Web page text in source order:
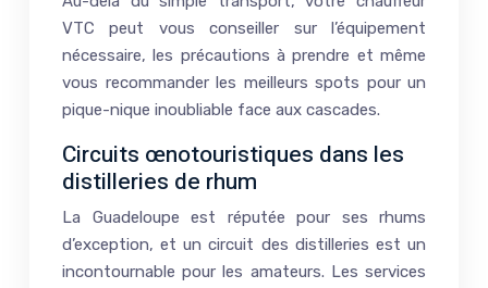
VTC peut vous conseiller sur l’équipement
nécessaire, les précautions à prendre et même
vous recommander les meilleurs spots pour un
pique-nique inoubliable face aux cascades.
Circuits œnotouristiques dans les
distilleries de rhum
La Guadeloupe est réputée pour ses rhums
d’exception, et un circuit des distilleries est un
incontournable pour les amateurs. Les services